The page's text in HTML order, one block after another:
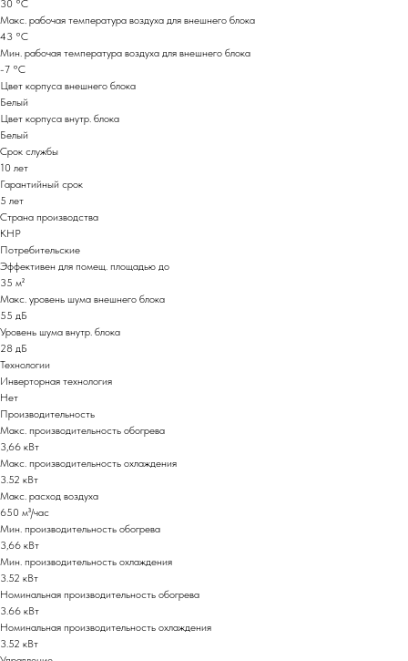
30 °С
Макс. рабочая температура воздуха для внешнего блока
43 °С
Мин. рабочая температура воздуха для внешнего блока
-7 °С
Цвет корпуса внешнего блока
Белый
Цвет корпуса внутр. блока
Белый
Срок службы
10 лет
Гарантийный срок
5 лет
Страна производства
КНР
Потребительские
Эффективен для помещ. площадью до
35 м²
Макс. уровень шума внешнего блока
55 дБ
Уровень шума внутр. блока
28 дБ
Технологии
Инверторная технология
Нет
Производительность
Макс. производительность обогрева
3,66 кВт
Макс. производительность охлаждения
3.52 кВт
Макс. расход воздуха
650 м³/час
Мин. производительность обогрева
3,66 кВт
Мин. производительность охлаждения
3.52 кВт
Номинальная производительность обогрева
3.66 кВт
Номинальная производительность охлаждения
3.52 кВт